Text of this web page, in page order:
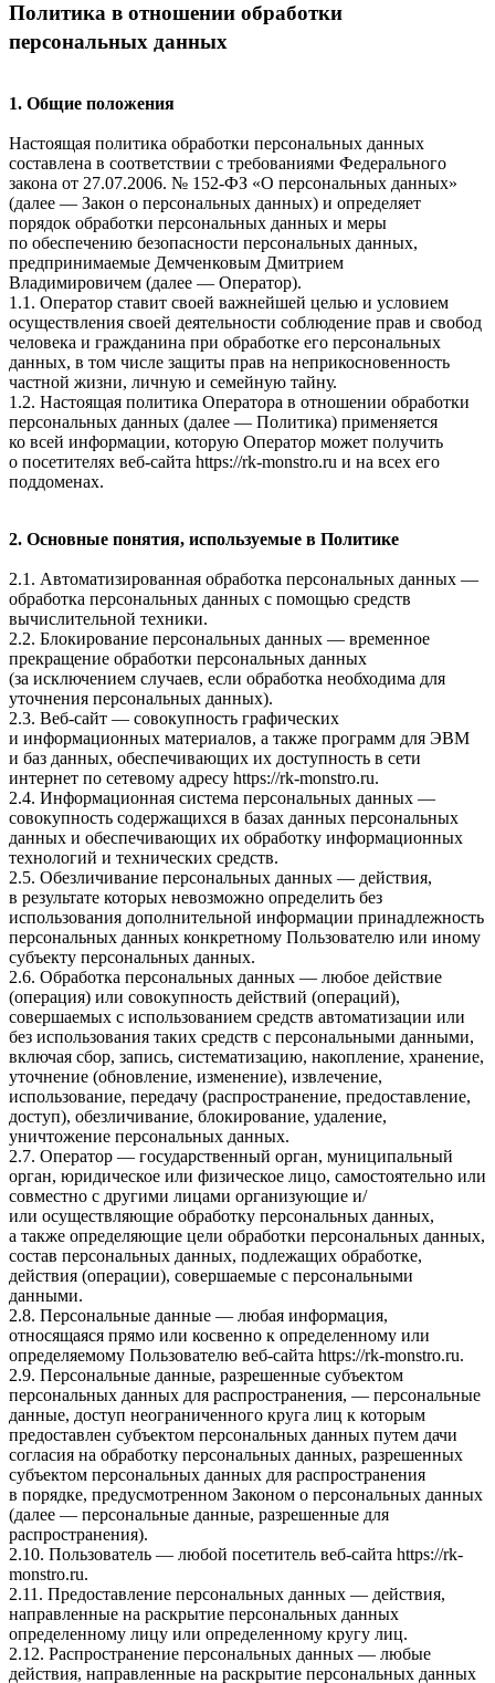
Политика в отношении обработки
персональных данных
1. Общие положения
Настоящая политика обработки персональных данных
составлена в соответствии с требованиями Федерального
закона от 27.07.2006. № 152-ФЗ «О персональных данных»
(далее — Закон о персональных данных) и определяет
порядок обработки персональных данных и меры
по обеспечению безопасности персональных данных,
предпринимаемые Демченковым Дмитрием
Владимировичем (далее — Оператор).
1.1. Оператор ставит своей важнейшей целью и условием
осуществления своей деятельности соблюдение прав и свобод
человека и гражданина при обработке его персональных
данных, в том числе защиты прав на неприкосновенность
частной жизни, личную и семейную тайну.
1.2. Настоящая политика Оператора в отношении обработки
персональных данных (далее — Политика) применяется
ко всей информации, которую Оператор может получить
о посетителях веб-сайта https://rk-monstro.ru и на всех его
поддоменах.
2. Основные понятия, используемые в Политике
2.1. Автоматизированная обработка персональных данных —
обработка персональных данных с помощью средств
вычислительной техники.
2.2. Блокирование персональных данных — временное
прекращение обработки персональных данных
(за исключением случаев, если обработка необходима для
уточнения персональных данных).
2.3. Веб-сайт — совокупность графических
и информационных материалов, а также программ для ЭВМ
и баз данных, обеспечивающих их доступность в сети
интернет по сетевому адресу https://rk-monstro.ru.
2.4. Информационная система персональных данных —
совокупность содержащихся в базах данных персональных
данных и обеспечивающих их обработку информационных
технологий и технических средств.
2.5. Обезличивание персональных данных — действия,
в результате которых невозможно определить без
использования дополнительной информации принадлежность
персональных данных конкретному Пользователю или иному
субъекту персональных данных.
2.6. Обработка персональных данных — любое действие
(операция) или совокупность действий (операций),
совершаемых с использованием средств автоматизации или
без использования таких средств с персональными данными,
включая сбор, запись, систематизацию, накопление, хранение,
уточнение (обновление, изменение), извлечение,
использование, передачу (распространение, предоставление,
доступ), обезличивание, блокирование, удаление,
уничтожение персональных данных.
2.7. Оператор — государственный орган, муниципальный
орган, юридическое или физическое лицо, самостоятельно или
совместно с другими лицами организующие и/
или осуществляющие обработку персональных данных,
а также определяющие цели обработки персональных данных,
состав персональных данных, подлежащих обработке,
действия (операции), совершаемые с персональными
данными.
2.8. Персональные данные — любая информация,
относящаяся прямо или косвенно к определенному или
определяемому Пользователю веб-сайта https://rk-monstro.ru.
2.9. Персональные данные, разрешенные субъектом
персональных данных для распространения, — персональные
данные, доступ неограниченного круга лиц к которым
предоставлен субъектом персональных данных путем дачи
согласия на обработку персональных данных, разрешенных
субъектом персональных данных для распространения
в порядке, предусмотренном Законом о персональных данных
(далее — персональные данные, разрешенные для
распространения).
2.10. Пользователь — любой посетитель веб-сайта https://rk-
monstro.ru.
2.11. Предоставление персональных данных — действия,
направленные на раскрытие персональных данных
определенному лицу или определенному кругу лиц.
2.12. Распространение персональных данных — любые
действия, направленные на раскрытие персональных данных